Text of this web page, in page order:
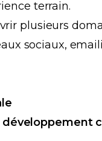
terrain.
plusieurs
sociaux,
développement